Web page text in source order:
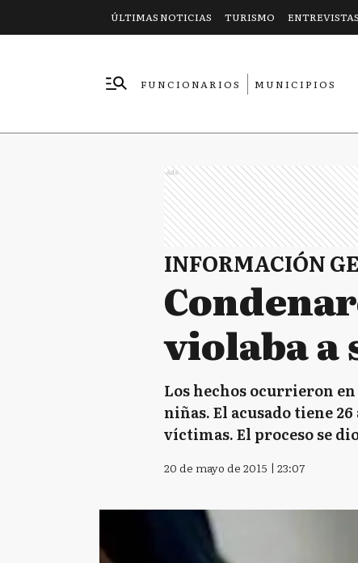
ÚLTIMAS NOTICIAS TURISMO ENTREVISTAS
FUNCIONARIOS
MUNICIPIOS
Ads
INFORMACIÓN
violaba a
Los hechos ocurrieron en
niñas. El acusado tiene
víctimas. El proceso se
20 de mayo de 2015 | 23:07